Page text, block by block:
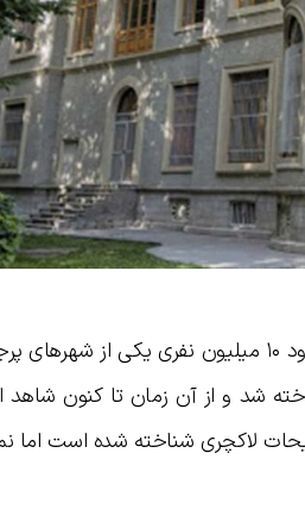
تهران که در گذشته‌ای نه چندان دور طهران نامیده می‌شد با جمعیت حدود ۱۰ میلیون نفری
شد و از آن زمان تا کنون شاهد
لاکچری شناخته شده است اما